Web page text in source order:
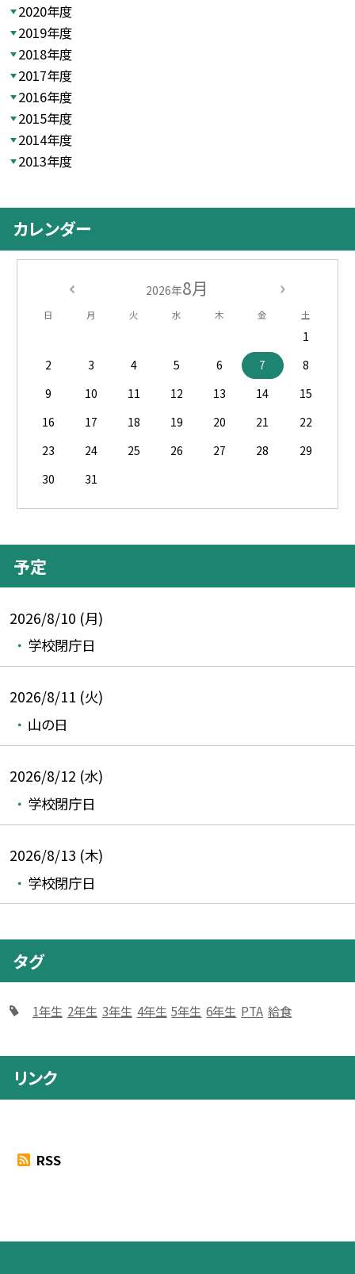
2020年度
2019年度
2018年度
2017年度
2016年度
2015年度
2014年度
2013年度
カレンダー
2026年8月
日 月 火 水 木 金 土
1
2
3 4 5 6 7
8
9
10 11 12 13 14
15
16
17 18 19 20 21
22
23
24 25 26 27 28
29
30
31
予定
2026/8/10 (月)
学校閉庁日
2026/8/11 (火)
山の日
2026/8/12 (水)
学校閉庁日
2026/8/13 (木)
学校閉庁日
タグ
1年生 2年生 3年生 4年生 5年生 6年生 PTA 給食
リンク
RSS